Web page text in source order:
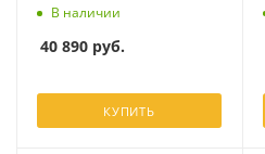
В наличии
40 890 руб.
КУПИТЬ